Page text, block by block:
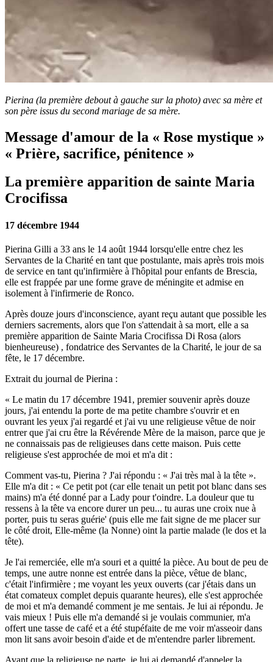
Pierina (la première debout à gauche sur la photo) avec sa mère et
son père issus du second mariage de sa mère.
Message d'amour de la « Rose mystique »
« Prière, sacrifice, pénitence »
La première apparition de sainte Maria
Crocifissa
17 décembre 1944
Pierina Gilli a 33 ans le 14 août 1944 lorsqu'elle entre chez les
Servantes de la Charité en tant que postulante, mais après trois mois
de service en tant qu'infirmière à l'hôpital pour enfants de Brescia,
elle est frappée par une forme grave de méningite et admise en
isolement à l'infirmerie de Ronco.
Après douze jours d'inconscience, ayant reçu autant que possible les
derniers sacrements, alors que l'on s'attendait à sa mort, elle a sa
première apparition de Sainte Maria Crocifissa Di Rosa (alors
bienheureuse) , fondatrice des Servantes de la Charité, le jour de sa
fête, le 17 décembre.
Extrait du journal de Pierina :
« Le matin du 17 décembre 1941, premier souvenir après douze
jours, j'ai entendu la porte de ma petite chambre s'ouvrir et en
ouvrant les yeux j'ai regardé et j'ai vu une religieuse vêtue de noir
entrer que j'ai cru être la Révérende Mère de la maison, parce que je
ne connaissais pas de religieuses dans cette maison. Puis cette
religieuse s'est approchée de moi et m'a dit :
Comment vas-tu, Pierina ? J'ai répondu : « J'ai très mal à la tête ».
Elle m'a dit : « Ce petit pot (car elle tenait un petit pot blanc dans ses
mains) m'a été donné para Lady pour t'oindre. La douleur que tu
ressens à la tête va encore durer un peu... tu auras une croix nue à
porter, puis tu seras guérie' (puis elle me fait signe de me placer sur
le côté droit, Elle-même (la Nonne) oint la partie malade (le dos et la
tête).
Je l'ai remerciée, elle m'a souri et a quitté la pièce. Au bout de peu de
temps, une autre nonne est entrée dans la pièce, vêtue de blanc,
c'était l'infirmière ; me voyant les yeux ouverts (car j'étais dans un
état comateux complet depuis quarante heures), elle s'est approchée
de moi et m'a demandé comment je me sentais. Je lui ai répondu. Je
vais mieux ! Puis elle m'a demandé si je voulais communier, m'a
offert une tasse de café et a été stupéfaite de me voir m'asseoir dans
mon lit sans avoir besoin d'aide et de m'entendre parler librement.
Avant que la religieuse ne parte, je lui ai demandé d'appeler la